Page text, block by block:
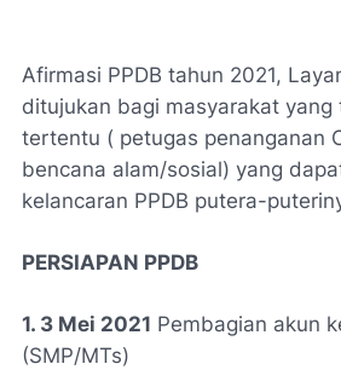
Afirmasi PPDB tahun 2021,
ditujukan bagi masyarakat yang
tertentu ( petugas penanganan
bencana alam/sosial) yang
kelancaran PPDB putera-
PERSIAPAN PPDB
1. 3 Mei 2021 Pembagian akun
(SMP/MTs)